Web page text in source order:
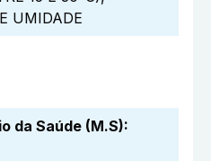
UMIDADE
da Saúde (M.S):